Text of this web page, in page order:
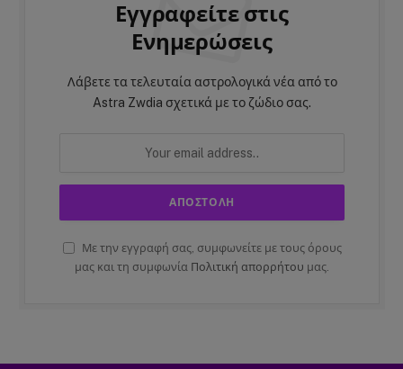
Εγγραφείτε στις
Ενημερώσεις
Λάβετε τα τελευταία αστρολογικά νέα από το
Astra Zwdia σχετικά με το ζώδιο σας.
Με την εγγραφή σας, συμφωνείτε με τους όρους
μας και τη συμφωνία Πολιτική απορρήτου μας.